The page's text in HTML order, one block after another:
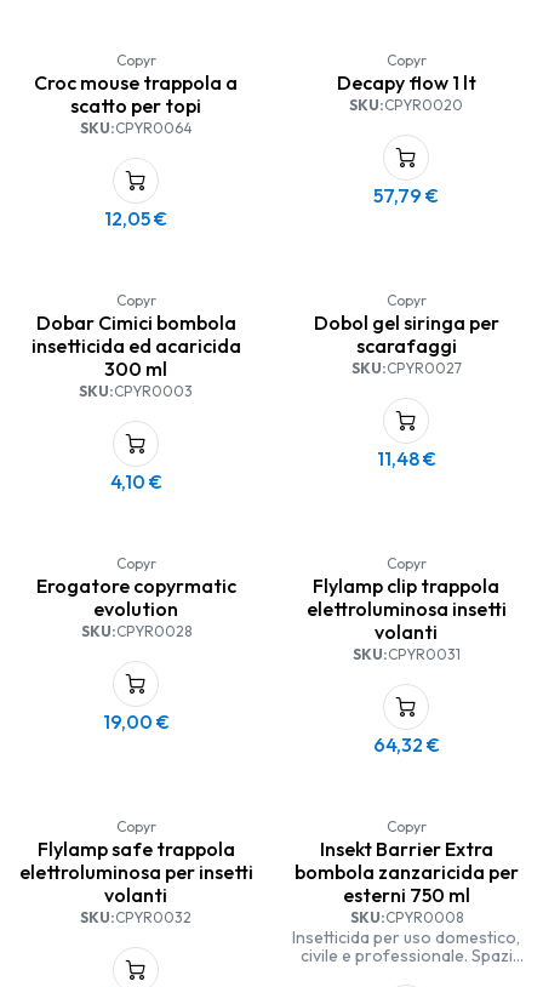
Copyr
Croc mouse trappola a
scatto per topi
SKU:CPYR0064
12,05€
Copyr
Decapy flow 1 lt
SKU:CPYR0020
57,79 €
Copyr
Dobar Cimici bombola
insetticida ed acaricida
300 ml
SKU:CPYR0003
4,10 €
Copyr
Dobol gel siringa per
scarafaggi
SKU:CPYR0027
11,48€
Copyr
Erogatore copyrmatic
evolution
SKU:CPYR0028
19,00 €
Copyr
Flylamp clip trappola
elettroluminosa insetti
volanti
SKU:CPYR0031
64,32 €
Copyr
Flylamp safe trappola
elettroluminosa per insetti
volanti
SKU:CPYR0032
Copyr
Insekt Barrier Extra
bombola zanzaricida per
esterni 750 ml
SKU:CPYR0008
Insetticida per uso domestico,
civile e professionale. Spazi